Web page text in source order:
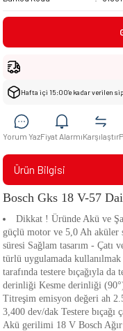
Hafta içi 15:00’e kadar verilen
Yorum YazFiyat AlarmıKarşılaştır
Ürün Bilgisi
Bosch Gks 18 V-57
Dikkat ! Üründe Akü ve
güçlü motor ve 5,0 Ah aküler
süresi Sağlam tasarım - Çatı
türlü uygulamada kullanılmak
tarafında testere bıçağıyla
derinliği Kesme derinliği
Titreşim emisyon değeri ah
3,400 dev/dak Testere bıçağı
Akü gerilimi 18 V Bosch